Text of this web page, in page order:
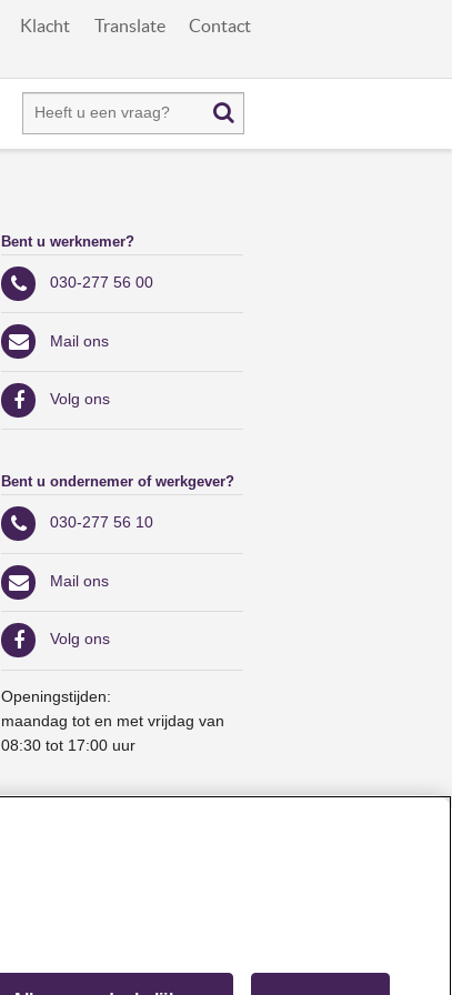
Klacht Translate Contact
Bent u werknemer?
030-277 56 00
Mail ons
Volg ons
Bent u ondernemer of werkgever?
030-277 56 10
Mail ons
Volg ons
Openingstijden:
maandag tot en met vrijdag van
08:30 tot 17:00 uur